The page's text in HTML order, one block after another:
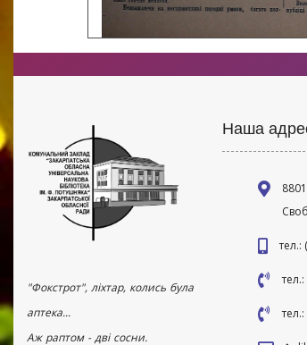
"Фокстрот", ліхтар, колись була
аптека...
Аж раптом - дві сосни.
Наша
тел.: